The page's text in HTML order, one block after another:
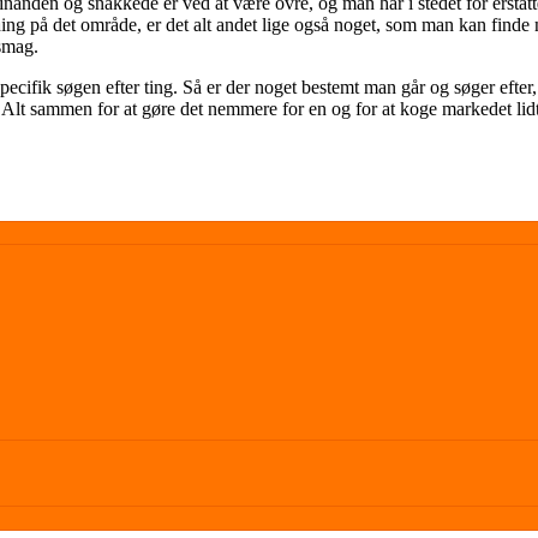
på det område, er det alt andet lige også noget, som man kan
søgen efter ting. Så er der noget bestemt man går og søger
sammen for at gøre det nemmere for en og for at koge markedet